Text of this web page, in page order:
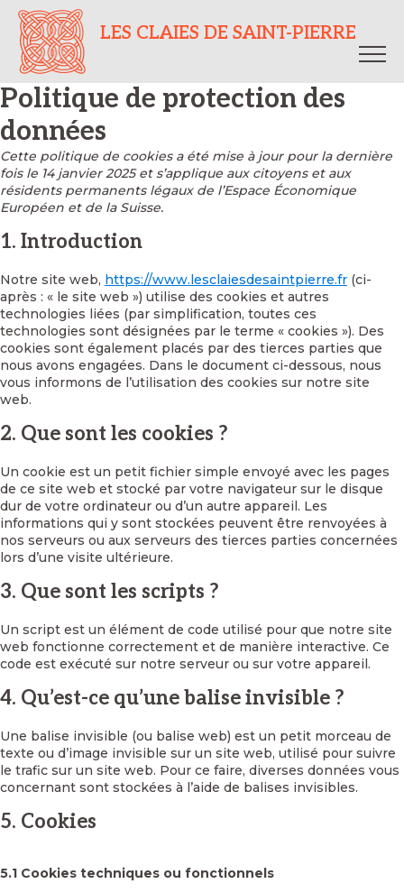
LES CLAIES DE SAINT-PIERRE
Politique de protection des
données
Cette politique de cookies a été mise à jour pour la dernière
fois le 14 janvier 2025 et s’applique aux citoyens et aux
résidents permanents légaux de l’Espace Économique
Européen et de la Suisse.
1. Introduction
Notre site web, https://www.lesclaiesdesaintpierre.fr (ci-
après : « le site web ») utilise des cookies et autres
technologies liées (par simplification, toutes ces
technologies sont désignées par le terme « cookies »). Des
cookies sont également placés par des tierces parties que
nous avons engagées. Dans le document ci-dessous, nous
vous informons de l’utilisation des cookies sur notre site
web.
2. Que sont les cookies ?
Un cookie est un petit fichier simple envoyé avec les pages
de ce site web et stocké par votre navigateur sur le disque
dur de votre ordinateur ou d’un autre appareil. Les
informations qui y sont stockées peuvent être renvoyées à
nos serveurs ou aux serveurs des tierces parties concernées
lors d’une visite ultérieure.
3. Que sont les scripts ?
Un script est un élément de code utilisé pour que notre site
web fonctionne correctement et de manière interactive. Ce
code est exécuté sur notre serveur ou sur votre appareil.
4. Qu’est-ce qu’une balise invisible ?
Une balise invisible (ou balise web) est un petit morceau de
texte ou d’image invisible sur un site web, utilisé pour suivre
le trafic sur un site web. Pour ce faire, diverses données vous
concernant sont stockées à l’aide de balises invisibles.
5. Cookies
5.1 Cookies techniques ou fonctionnels